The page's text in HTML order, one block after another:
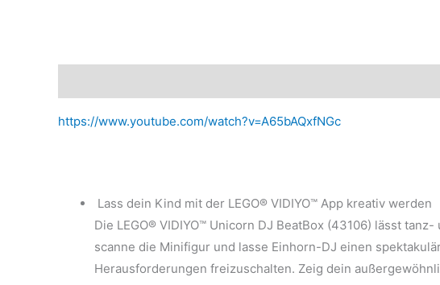
https://www.youtube.com/watch?v=A65bAQxfNGc
Lass dein Kind mit der LEGO® VIDIYO™ App kreativ werden
Die LEGO® VIDIYO™ Unicorn DJ BeatBox (43106) lässt
scanne die Minifigur und lasse Einhorn-DJ einen
Herausforderungen freizuschalten. Zeig dein